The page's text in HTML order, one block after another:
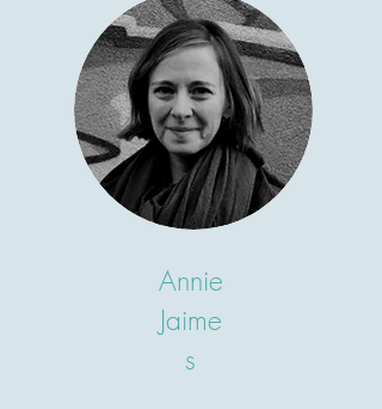
Annie
Jaime
s